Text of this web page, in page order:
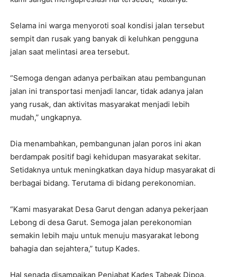
Selama ini warga menyoroti soal kondisi jalan tersebut
sempit dan rusak yang banyak di keluhkan pengguna
jalan saat melintasi area tersebut.
“Semoga dengan adanya perbaikan atau pembangunan
jalan ini transportasi menjadi lancar, tidak adanya jalan
yang rusak, dan aktivitas masyarakat menjadi lebih
mudah,” ungkapnya.
Dia menambahkan, pembangunan jalan poros ini akan
berdampak positif bagi kehidupan masyarakat sekitar.
Setidaknya untuk meningkatkan daya hidup masyarakat di
berbagai bidang. Terutama di bidang perekonomian.
“Kami masyarakat Desa Garut dengan adanya pekerjaan
Lebong di desa Garut. Semoga jalan perekonomian
semakin lebih maju untuk menuju masyarakat lebong
bahagia dan sejahtera,” tutup Kades.
Hal senada disampaikan Penjabat Kades Tabeak Dipoa,